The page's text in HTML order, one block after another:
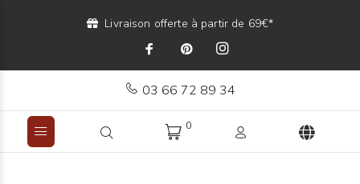
Livraison offerte à partir de 69€*
03 66 72 89 34
0